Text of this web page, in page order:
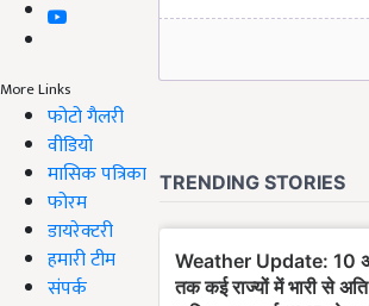
More Links
फोटो गैलरी
वीडियो
मासिक पत्रिका
फोरम
डायरेक्टरी
हमारी टीम
संपर्क